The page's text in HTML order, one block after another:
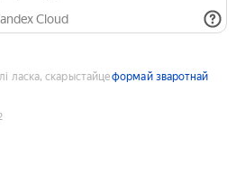
Cloud
ласка, скарыстайцеформай зваротнай